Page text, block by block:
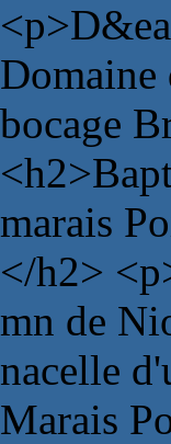
Domaine
bocage
marais
</h2>
mn de
nacelle
Marais